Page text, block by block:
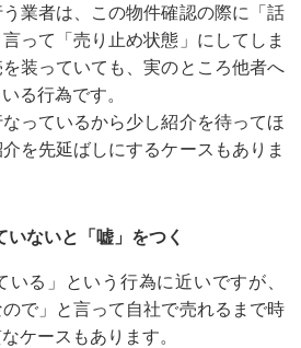
業者は、この物件確認の際に「話
って「売り止め状態」にしてしま
装っていても、実のところ他者へ
る行為です。
なっているから少し紹介を待ってほ
を先延ばしにするケースもありま
ないと「嘘」をつく
いる」という⾏為に近いですが、
ので」と言って自社で売れるまで時
ケースもあります。